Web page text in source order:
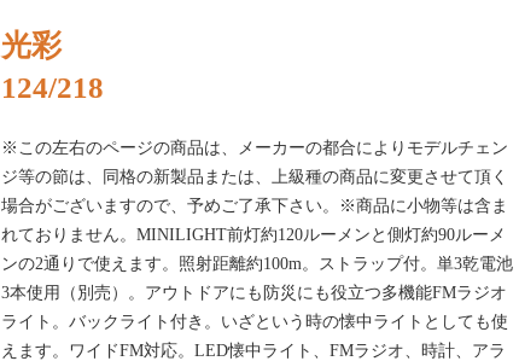
光彩
124/218
※この左右のページの商品は、メーカーの都合によりモデルチェン
ジ等の節は、同格の新製品または、上級種の商品に変更させて頂く
場合がございますので、予めご了承下さい。※商品に小物等は含ま
れておりません。MINILIGHT前灯約120ルーメンと側灯約90ルーメ
ンの2通りで使えます。照射距離約100m。ストラップ付。単3乾電池
3本使用（別売）。アウトドアにも防災にも役立つ多機能FMラジオ
ライト。バックライト付き。いざという時の懐中ライトとしても使
えます。ワイドFM対応。LED懐中ライト、FMラジオ、時計、アラ